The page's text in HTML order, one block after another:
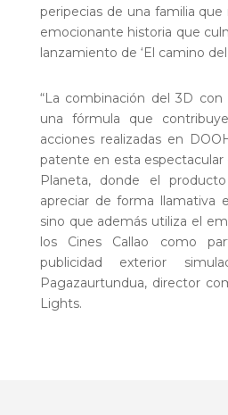
peripecias de una familia
emocionante historia que
lanzamiento de ‘El camino del
“La combinación del 3D
una fórmula que
acciones realizadas en
patente en esta espectacular
Planeta, donde el
apreciar de forma llamativa
sino que además utiliza el
los Cines Callao como
publicidad exterior
Pagazaurtundua, director
Lights.